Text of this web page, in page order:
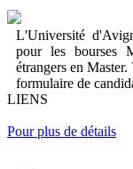
L'Université
pour les bourses
étrangers en
formulaire de
LIENS
Pour plus de détails